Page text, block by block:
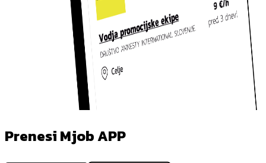
Prenesi Mjob APP